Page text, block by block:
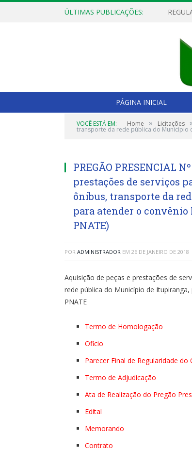
ÚLTIMAS PUBLICAÇÕES:
PÁGINA INICIAL
VOCÊ ESTÁ EM: Home » Licitações
transporte da rede pública do Município
PREGÃO PRESENCIAL
prestações de serviços
ônibus, transporte da
para atender o convênio
PNATE)
POR ADMINISTRADOR EM 26 DE JANEIRO DE 2018
Aquisição de peças e prestações de
rede pública do Município de
PNATE
Termo de Homologação
Oficio
Parecer Final de Regularidade
Termo de Adjudicação
Ata de Realização do Pregão
Edital
Memorando
Contrato